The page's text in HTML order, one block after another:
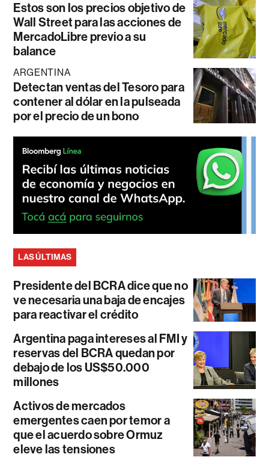
Estos son los precios objetivo de
Wall Street para las acciones de
MercadoLibre previo a su
balance
ARGENTINA
Detectan ventas del Tesoro para
contener al dólar en la pulseada
por el precio de un bono
LAS ÚLTIMAS
Presidente del BCRA dice que no
ve necesaria una baja de encajes
para reactivar el crédito
Argentina paga intereses al FMI y
reservas del BCRA quedan por
debajo de los US$50.000
millones
Activos de mercados
emergentes caen por temor a
que el acuerdo sobre Ormuz
eleve las tensiones